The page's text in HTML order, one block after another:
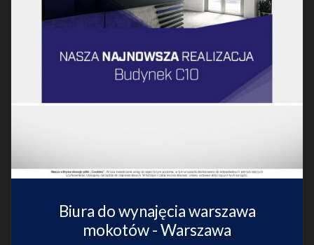
Biura do wynajęcia warszawa
mokotów - Warszawa